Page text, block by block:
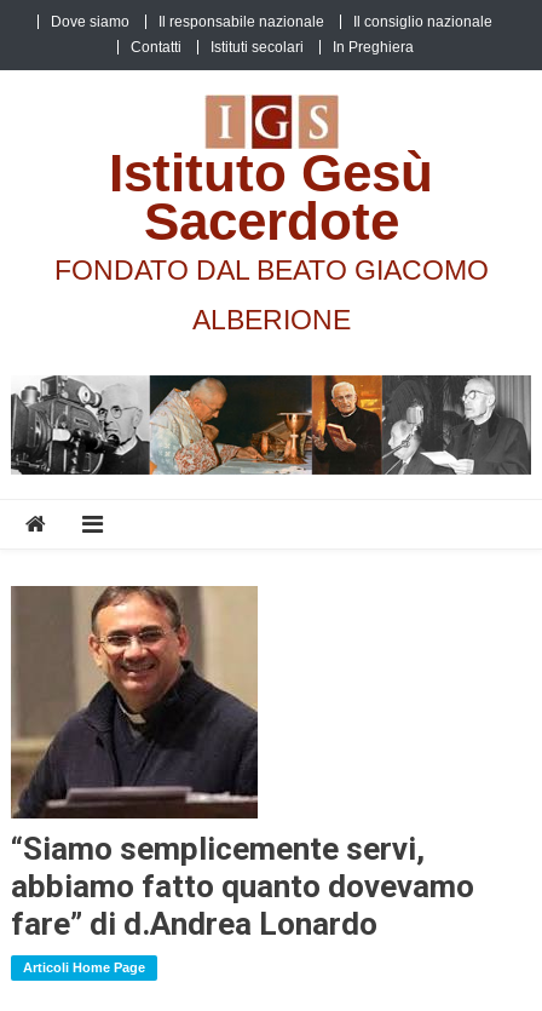
content
Dove siamo Il responsabile nazionale
Il consiglio nazionale
Contatti
Istituti secolari In Preghiera
Istituto Gesù
Sacerdote
FONDATO DAL BEATO GIACOMO
ALBERIONE
“Siamo semplicemente servi,
abbiamo fatto quanto dovevamo
fare” di d.Andrea Lonardo
Articoli Home Page